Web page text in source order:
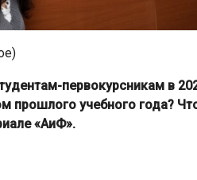
первокурсникам в
прошлого учебного года?
«АиФ».